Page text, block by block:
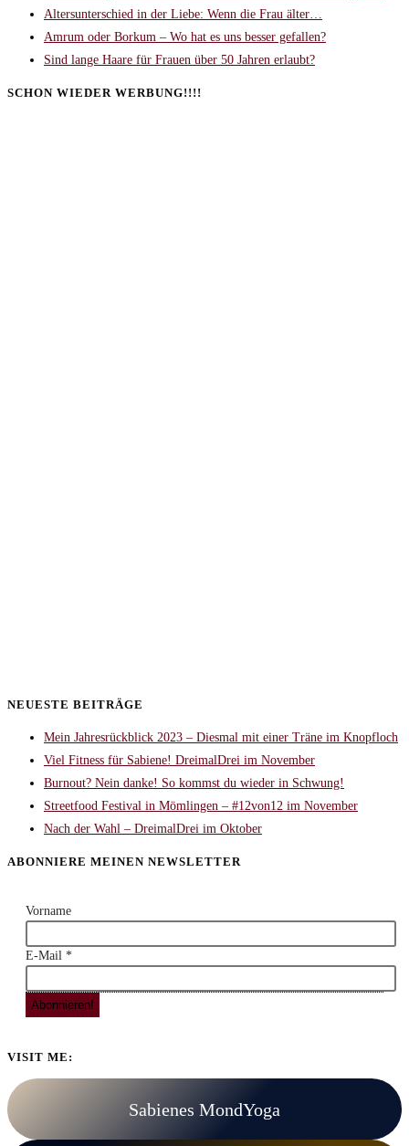
Altersunterschied in der Liebe: Wenn die Frau älter…
Amrum oder Borkum – Wo hat es uns besser gefallen?
Sind lange Haare für Frauen über 50 Jahren erlaubt?
SCHON WIEDER WERBUNG!!!!
NEUESTE BEITRÄGE
Mein Jahresrückblick 2023 – Diesmal mit einer Träne im Knopfloch
Viel Fitness für Sabiene! DreimalDrei im November
Burnout? Nein danke! So kommst du wieder in Schwung!
Streetfood Festival in Mömlingen – #12von12 im November
Nach der Wahl – DreimalDrei im Oktober
ABONNIERE MEINEN NEWSLETTER
Vorname
E-Mail *
VISIT ME:
Sabienes MondYoga